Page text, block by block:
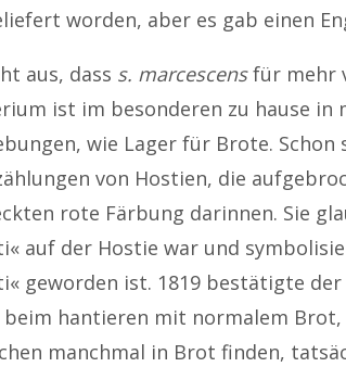
worden, aber es gab einen
aus, dass s. marcescensfür mehr
ist im besonderen zu hause in
wie Lager für Brote.
von Hostien, die
rote Färbung darinnen. Sie
auf der Hostie war und
geworden ist. 1819 bestätigte
beim hantieren mit normalem
manchmal in Brot finden,